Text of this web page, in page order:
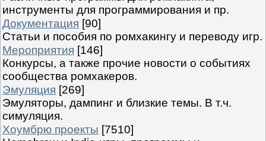
инструменты для программирования и пр.
Документация [90]
Статьи и пособия по ромхакингу и переводу игр.
Мероприятия [146]
Конкурсы, а также прочие новости о событиях
сообщества ромхакеров.
Эмуляция [269]
Эмуляторы, дампинг и близкие темы. В т.ч.
симуляция.
Хоумбрю проекты [7510]